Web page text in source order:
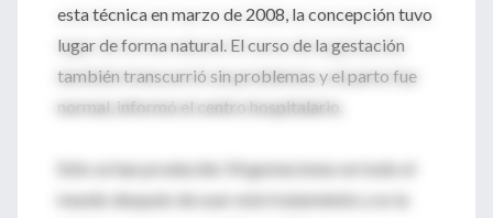
esta técnica en marzo de 2008, la concepción tuvo
lugar de forma natural. El curso de la gestación
también transcurrió sin problemas y el parto fue
normal, informó el centro hospitalario.
Sólo se han producido 54 gestaciones en todo el
mundo después de usar este tratamiento y es la